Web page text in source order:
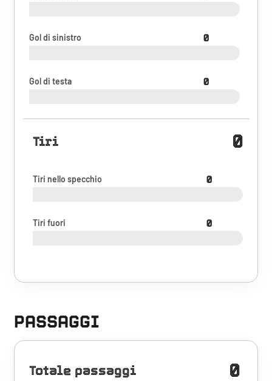
Gol di sinistro 0
Gol di testa 0
Tiri 0
Tiri nello specchio 0
Tiri fuori 0
PASSAGGI
Totale passaggi 0